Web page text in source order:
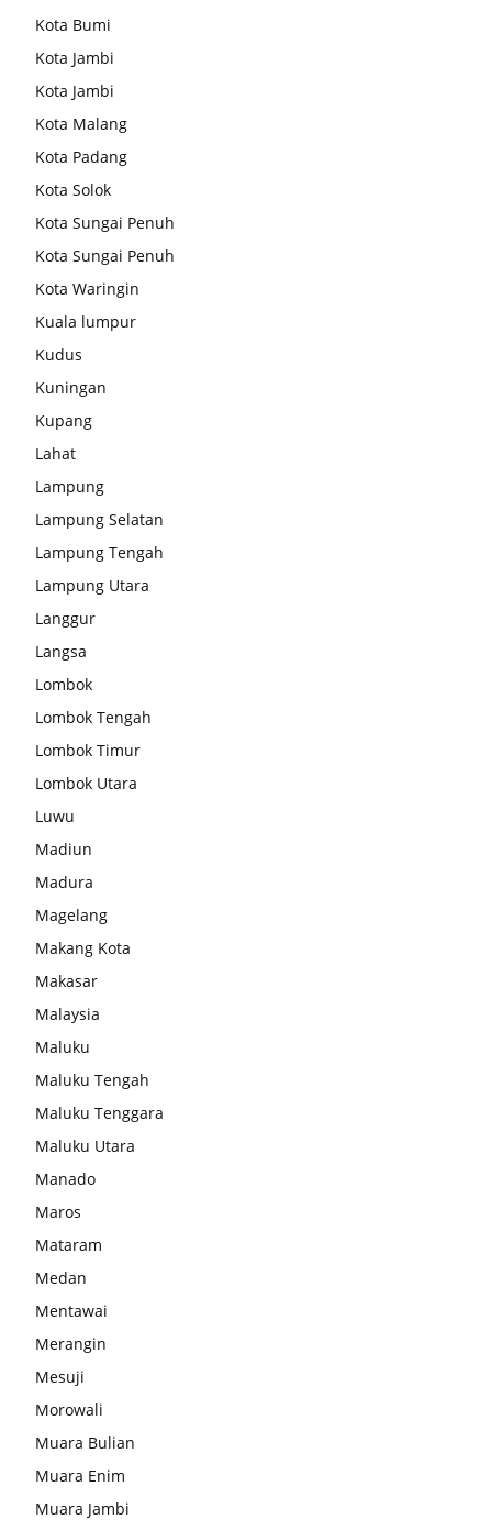
Kota Bumi
Kota Jambi
Kota Jambi
Kota Malang
Kota Padang
Kota Solok
Kota Sungai Penuh
Kota Sungai Penuh
Kota Waringin
Kuala lumpur
Kudus
Kuningan
Kupang
Lahat
Lampung
Lampung Selatan
Lampung Tengah
Lampung Utara
Langgur
Langsa
Lombok
Lombok Tengah
Lombok Timur
Lombok Utara
Luwu
Madiun
Madura
Magelang
Makang Kota
Makasar
Malaysia
Maluku
Maluku Tengah
Maluku Tenggara
Maluku Utara
Manado
Maros
Mataram
Medan
Mentawai
Merangin
Mesuji
Morowali
Muara Bulian
Muara Enim
Muara Jambi